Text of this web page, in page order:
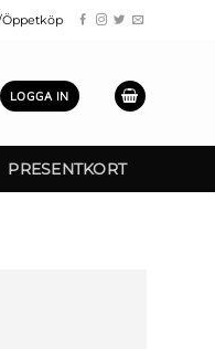
LOGGA IN
PRESENTKORT